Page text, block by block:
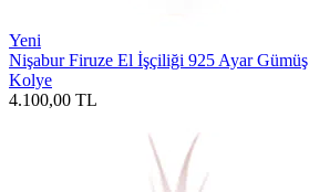
Yeni
Nişabur Firuze El İşçiliği 925 Ayar Gümüş
Kolye
4.100,00 TL